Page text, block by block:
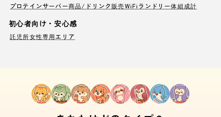
プロテインサーバー商品/ドリンク販売WiFi ランドリー体組成計
初心者向け・安心感
託児所女性専用エリア